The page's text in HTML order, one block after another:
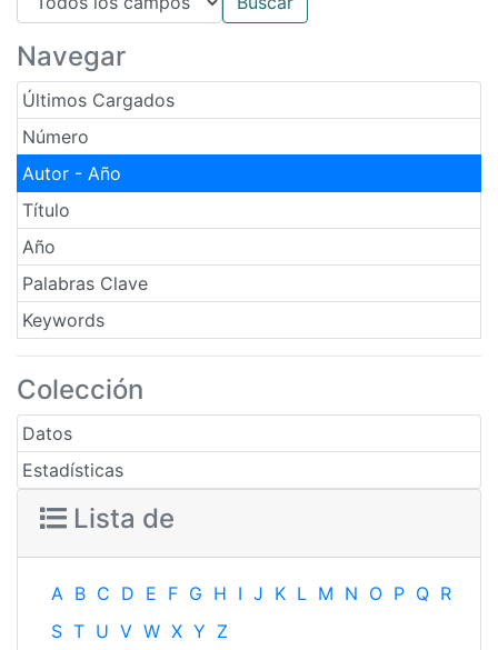
Navegar
Últimos Cargados
Número
Autor - Año
Título
Año
Palabras Clave
Keywords
Colección
Datos
Estadísticas
Lista de
A B C D E F G H I J K L M N O P Q R
S T U V W X Y Z